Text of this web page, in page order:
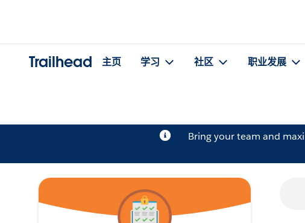
Trailhead 主页 学习 社区 职业发展
Bring your team and